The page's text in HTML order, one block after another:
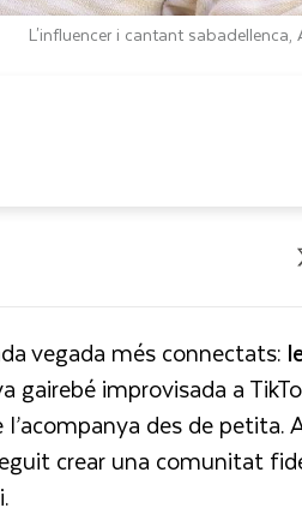
L'influencer i cantant sabadellenca,
vegada més connectats:
gairebé improvisada a
des de petita.
crear una comunitat